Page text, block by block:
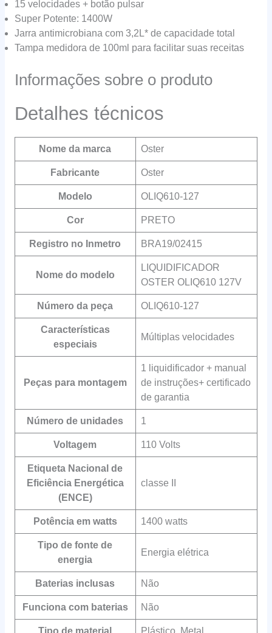
15 velocidades + botão pulsar
Super Potente: 1400W
Jarra antimicrobiana com 3,2L* de capacidade total
Tampa medidora de 100ml para facilitar suas receitas
Informações sobre o produto
Detalhes técnicos
Nome da marca ‎Oster
Fabricante ‎Oster
Modelo ‎OLIQ610-127
Cor ‎PRETO
Registro no Inmetro ‎BRA19/02415
Nome do modelo
‎LIQUIDIFICADOR
OSTER OLIQ610 127V
Número da peça ‎OLIQ610-127
Características
especiais
‎Múltiplas velocidades
Peças para montagem
‎1 liquidificador + manual
de instruções+ certificado
de garantia
Número de unidades ‎1
Voltagem ‎110 Volts
Etiqueta Nacional de
Eficiência Energética
(ENCE)
‎classe II
Potência em watts ‎1400 watts
Tipo de fonte de
energia
‎Energia elétrica
Baterias inclusas ‎Não
Funciona com baterias ‎Não
Tipo de material ‎Plástico, Metal